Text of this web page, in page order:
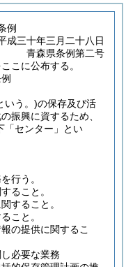
例
成三十年三月二十八日
青森県条例第二号
こに公布する。
いう。)の保存及び活
振興に資するため、
「センター」とい
行う。
ること。
すること。
こと。
の提供に関するこ
必要な業務